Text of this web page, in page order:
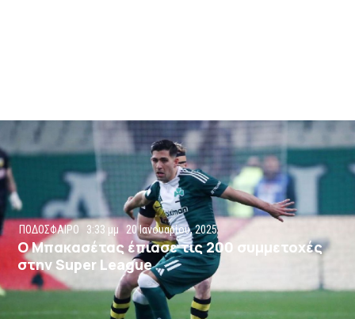
ΠΟΔΟΣΦΑΙΡΟ 3:33 μμ 20 Ιανουαρίου, 2025
Ο Μπακασέτας έπιασε τις 200 συμμετοχές
στην Super League